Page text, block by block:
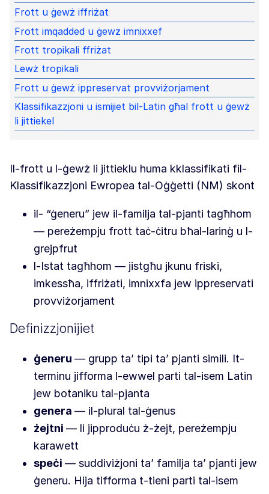
Frott u ġewż iffriżat
Frott imqadded u ġewż imnixxef
Frott tropikali ffriżat
Lewż tropikali
Frott u ġewż ippreservat provviżorjament
Klassifikazzjoni u ismijiet bil-Latin għal frott u ġewż
li jittiekel
Il-frott u l-ġewż li jittieklu huma kklassifikati fil-
Klassifikazzjoni Ewropea tal-Oġġetti (NM) skont
il- “ġeneru” jew il-familja tal-pjanti tagħhom
— pereżempju frott taċ-ċitru bħal-larinġ u l-
grejpfrut
l-Istat tagħhom — jistgħu jkunu friski,
imkessħa, iffriżati, imnixxfa jew ippreservati
provviżorjament
Definizzjonijiet
ġeneru — grupp ta’ tipi ta’ pjanti simili. It-
terminu jifforma l-ewwel parti tal-isem Latin
jew botaniku tal-pjanta
genera — il-plural tal-ġenus
żejtni — li jipproduċu ż-żejt, pereżempju
karawett
speċi — suddiviżjoni ta’ familja ta’ pjanti jew
ġeneru. Hija tifforma t-tieni parti tal-isem